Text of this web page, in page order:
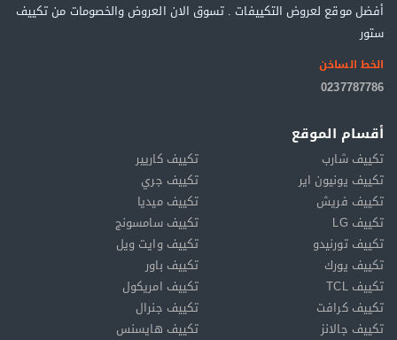
أفضل موقع لعروض التكييفات . تسوق الان العروض والخصومات من تكييف
ستور
الخط الساخن
0237787786
أقسام الموقع
تكييف شارب
تكييف كاريير
تكييف يونيون اير
تكييف جري
تكييف فريش
تكييف ميديا
تكييف LG
تكييف سامسونج
تكييف تورنيدو
تكييف وايت ويل
تكييف يورك
تكييف باور
تكييف TCL
تكييف امريكول
تكييف كرافت
تكييف جنرال
تكييف جالانز
تكييف هايسنس